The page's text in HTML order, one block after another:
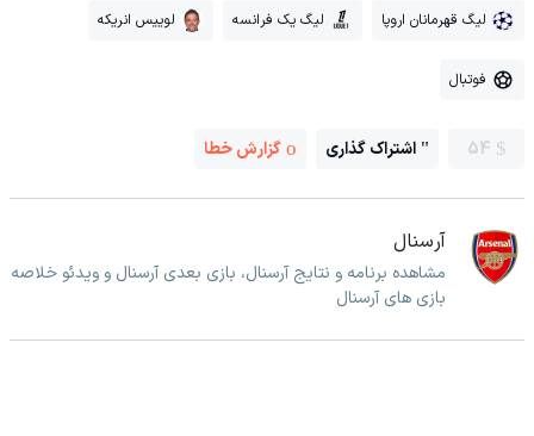
لیگ قهرمانان اروپا لیگ یک فرانسه لوییس انریکه
فوتبال
54 اشتراک گذاری گزارش خطا
آرسنال
مشاهده برنامه و نتایج آرسنال، بازی بعدی آرسنال و ویدئو خلاصه
بازی های آرسنال